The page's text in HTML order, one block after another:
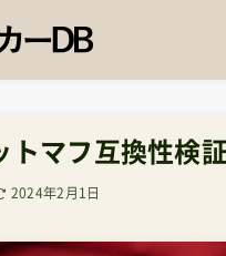
トマフ互換性検
2024年2月1日